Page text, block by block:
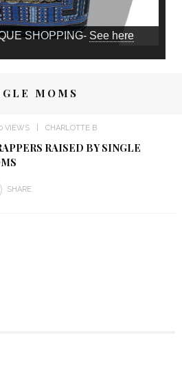
SHOPPING- See here
MOMS
VIEWS CHARLOTTE B
RAISED BY SINGLE
SHARE